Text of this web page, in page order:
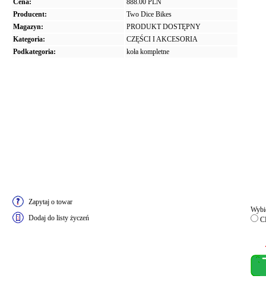
Cena:
888.00 PLN
Producent:
Two Dice Bikes
Magazyn:
PRODUKT DOSTĘPNY
Kategoria:
CZĘŚCI I AKCESORIA
Podkategoria:
koła kompletne
Zapytaj o towar
Dodaj do listy życzeń